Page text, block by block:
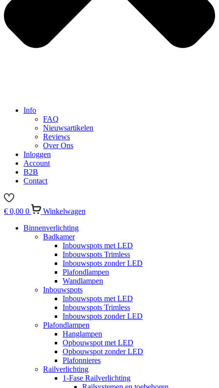
Info
FAQ
Nieuwsartikelen
Reviews
Over Ons
Inloggen
Account
B2B
Contact
€ 0,00 0
Winkelwagen
Binnenverlichting
Badkamer
Inbouwspots met LED
Inbouwspots Trimless
Inbouwspots zonder LED
Plafondlampen
Wandlampen
Inbouwspots
Inbouwspots met LED
Inbouwspots Trimless
Inbouwspots zonder LED
Plafondlampen
Hanglampen
Opbouwspot met LED
Opbouwspot zonder LED
Plafonnieres
Railverlichting
1-Fase Railverlichting